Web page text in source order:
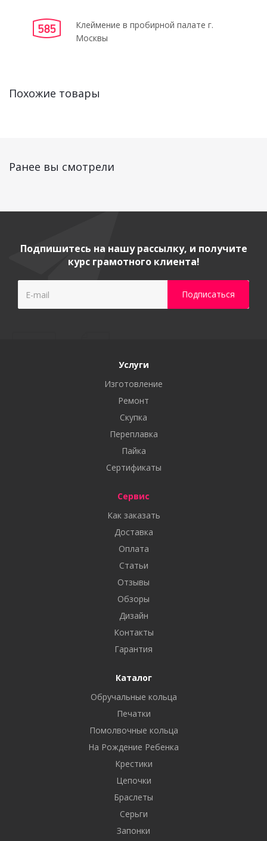
Клеймение в пробирной палате г.
Москвы
Похожие товары
Ранее вы смотрели
Подпишитесь на нашу рассылку, и получите
курс грамотного клиента!
Услуги
Изготовление
Ремонт
Скупка
Переплавка
Пайка
Сертификаты
Сервис
Как заказать
Доставка
Оплата
Статьи
Отзывы
Обзоры
Дизайн
Контакты
Гарантия
Каталог
Обручальные кольца
Печатки
Помолвочные кольца
На Рождение Ребенка
Крестики
Цепочки
Браслеты
Серьги
Запонки